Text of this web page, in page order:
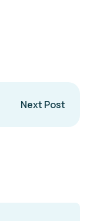
Next Post